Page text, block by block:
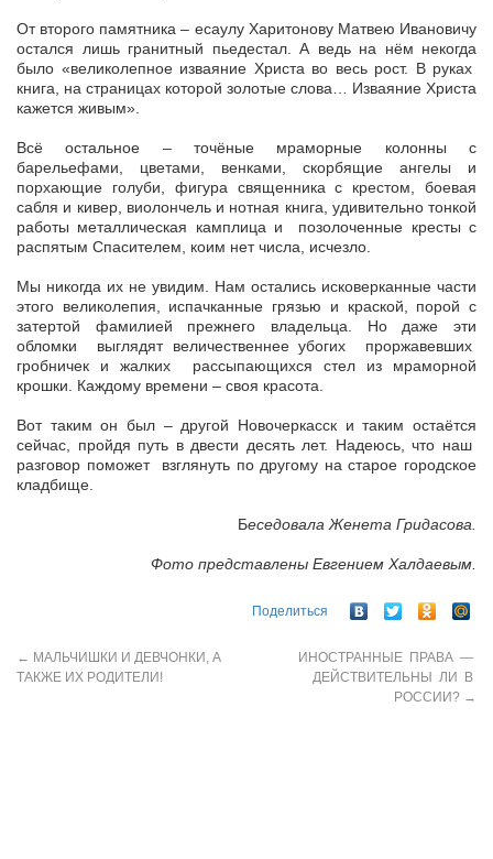
От второго памятника – есаулу Харитонову Матвею Ивановичу
остался лишь гранитный пьедестал. А ведь на нём некогда
было «великолепное изваяние Христа во весь рост. В руках
книга, на страницах которой золотые слова… Изваяние Христа
кажется живым».
Всё остальное – точёные мраморные колонны с
барельефами, цветами, венками, скорбящие ангелы и
порхающие голуби, фигура священника с крестом, боевая
сабля и кивер, виолончель и нотная книга, удивительно тонкой
работы металлическая камплица и позолоченные кресты с
распятым Спасителем, коим нет числа, исчезло.
Мы никогда их не увидим. Нам остались исковерканные части
этого великолепия, испачканные грязью и краской, порой с
затертой фамилией прежнего владельца. Но даже эти
обломки выглядят величественнее убогих проржавевших
гробничек и жалких рассыпающихся стел из мраморной
крошки. Каждому времени – своя красота.
Вот таким он был – другой Новочеркасск и таким остаётся
сейчас, пройдя путь в двести десять лет. Надеюсь, что наш
разговор поможет взглянуть по другому на старое городское
кладбище.
Беседовала Женета Гридасова.
Фото представлены Евгением Халдаевым.
Поделиться
← МАЛЬЧИШКИ И ДЕВЧОНКИ, А
ТАКЖЕ ИХ РОДИТЕЛИ!
ИНОСТРАННЫЕ ПРАВА —
ДЕЙСТВИТЕЛЬНЫ ЛИ В
РОССИИ? →